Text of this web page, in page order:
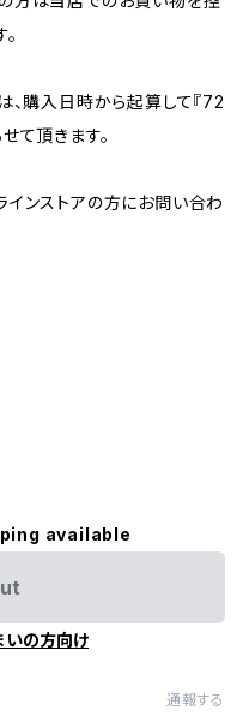
、購入日時から起算して『72
て頂きます。
ンストアの方にお問い合わ
available
いの方向け
通報する